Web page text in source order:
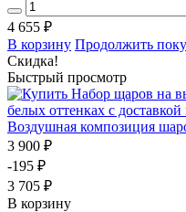
4 655 ₽
В корзину Продолжить
Скидка!
Быстрый просмотр
Воздушная композиция
3 900 ₽
-195 ₽
3 705 ₽
В корзину